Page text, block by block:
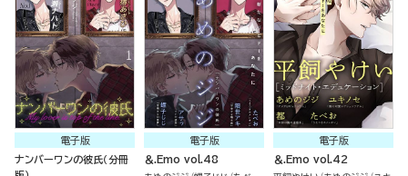
電子版
ナンバーワンの彼氏（分冊
電子版
＆.Emo vol.48
電子版
＆.Emo vol.42